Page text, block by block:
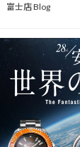
心堂富士店】
富士店 Blog